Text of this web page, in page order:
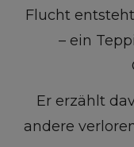
Flucht
– ein
Er erzählt
andere